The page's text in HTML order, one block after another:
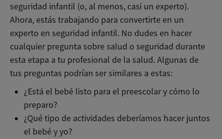
seguridad infantil (o, al menos, casi un experto).
Ahora, estás trabajando para convertirte en un
experto en seguridad infantil. No dudes en hacer
cualquier pregunta sobre salud o seguridad durante
esta etapa a tu profesional de la salud. Algunas de
tus preguntas podrían ser similares a estas:
¿Está el bebé listo para el preescolar y cómo lo
preparo?
¿Qué tipo de actividades deberíamos hacer juntos
el bebé y yo?